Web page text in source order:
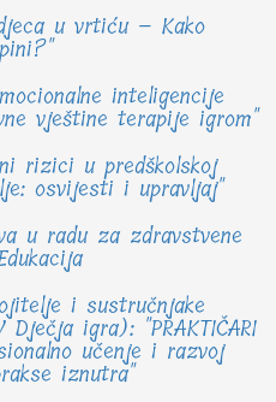
u vrtiću – Kako
inteligencije
vještine terapije igrom"
rizici u predškolskoj
osvijesti i upravljaj"
u radu za zdravstvene
i sustručnjake
igra): "PRAKTIČARI
učenje i razvoj
iznutra"